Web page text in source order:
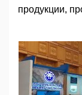
продукции,